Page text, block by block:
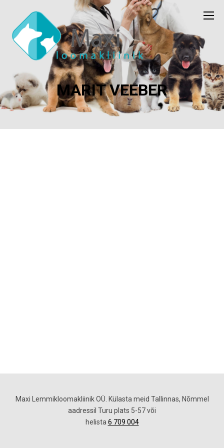
MARIT VEEBER
Maxi Lemmikloomakliinik OÜ. Külasta meid Tallinnas, Nõmmel
aadressil Turu plats 5-57või
helista 6 709 004